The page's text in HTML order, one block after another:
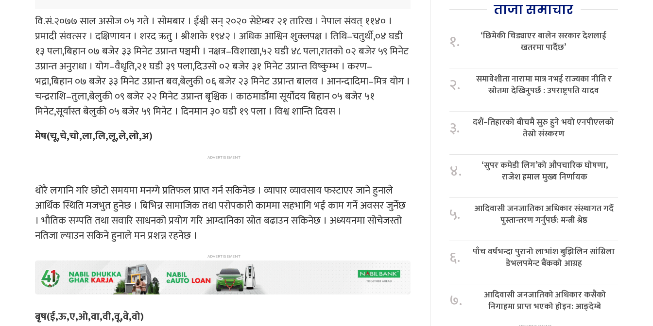
वि.सं.२०७७ साल असोज ०५ गते । सोमबार । ईश्वी सन् २०२० सेप्टेम्बर २१ तारिख । नेपाल संवत् ११४० ।
प्रमादी संवत्सर । दक्षिणायन । शरद ऋतु । श्रीशाके १९४२ । अधिक आश्विन शुक्लपक्ष । तिथि–चतुर्थी,०४ घडी
१३ पला,बिहान ०७ बजेर ३३ मिनेट उप्रान्त पञ्चमी । नक्षत्र–विशाखा,५२ घडी ४८ पला,रातको ०२ बजेर ५९ मिनेट
उप्रान्त अनुराधा । योग–वैधृति,२१ घडी ३९ पला,दिउसो ०२ बजेर ३१ मिनेट उप्रान्त विष्कुम्भ । करण–
भद्रा,बिहान ०७ बजेर ३३ मिनेट उप्रान्त बव,बेलुकी ०६ बजेर २३ मिनेट उप्रान्त बालव । आनन्दादिमा–मित्र योग ।
चन्द्रराशि–तुला,बेलुकी ०९ बजेर २२ मिनेट उप्रान्त बृश्चिक । काठमाडौंमा सूर्योदय बिहान ०५ बजेर ५१
मिनेट,सूर्यास्त बेलुकी ०५ बजेर ५९ मिनेट । दिनमान ३० घडी १९ पला । विश्व शान्ति दिवस ।
मेष(चू,चे,चो,ला,लि,लू,ले,लो,अ)
थोरै लगानि गरि छोटो समयमा मनग्गे प्रतिफल प्राप्त गर्न सकिनेछ । व्यापार व्यावसाय फस्टाएर जाने हुनाले
आर्थिक स्थिति मजभुत हुनेछ । बिभिन्न सामाजिक तथा परोपकारी काममा सहभागि भई काम गर्ने अवसर जुर्नेछ
। भौतिक सम्पति तथा सवारि साधनको प्रयोग गरि आम्दानिका स्रोत बढाउन सकिनेछ । अध्ययनमा सोचेजस्तो
नतिजा ल्याउन सकिने हुनाले मन प्रशन्न रहनेछ ।
बृष(ई,ऊ,ए,ओ,वा,वी,वू,वे,वो)
ताजा समाचार
१.
‘छिमेकी चिड्याएर बालेन सरकार देशलाई
खतरमा पार्दैछ’
२.
समावेशीता नारामा मात्र नभई राज्यका नीति र
स्रोतमा देखिनुपर्छ : उपराष्ट्रपति यादव
३.
दशैं–तिहारको बीचमै सुरु हुने भयो एनपीएलको
तेस्रो संस्करण
४.
‘सुपर कमेडी लिग’को औपचारिक घोषणा,
राजेश हमाल मुख्य निर्णायक
५.
आदिवासी जनजातिका अधिकार संस्थागत गर्दै
पुस्तान्तरण गर्नुपर्छ: मन्त्री श्रेष्ठ
६.
पाँच वर्षभन्दा पुरानो लाभांश बुझिलिन सांग्रिला
डेभलपमेन्ट बैंकको आग्रह
७.
आदिवासी जनजातिको अधिकार कसैको
निगाहमा प्राप्त भएको होइन: आङ्देम्बे